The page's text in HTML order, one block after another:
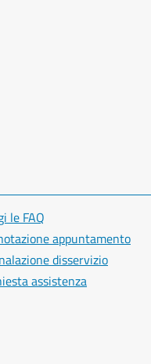
le FAQ
appuntamento
disservizio
assistenza